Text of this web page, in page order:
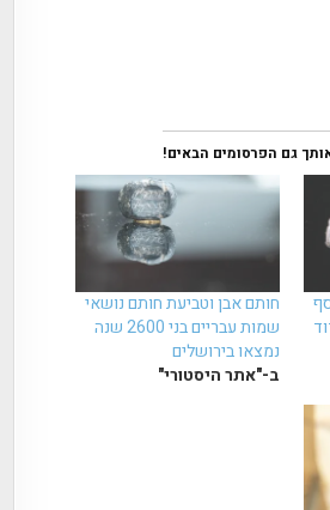
גם הפרסומים הבאים!
חותם אבן וטביעת חותם נושאי
שמות עבריים בני 2600 שנה
נמצאו בירושלים
ב-"אתר היסטורי"